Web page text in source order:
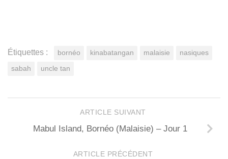
Étiquettes : bornéo kinabatangan malaisie nasiques
sabah uncle tan
ARTICLE SUIVANT
Mabul Island, Bornéo (Malaisie) – Jour 1
ARTICLE PRÉCÉDENT